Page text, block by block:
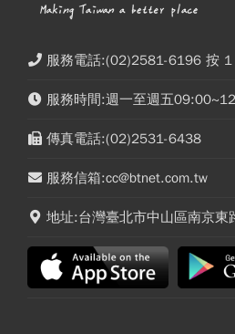
服務電話:(02)2581-6196 按 1
服務時間:週一至週五
傳真電話:(02)2531-6438
服務信箱:cc@btnet.com.tw
地址:台灣臺北市中山區南京